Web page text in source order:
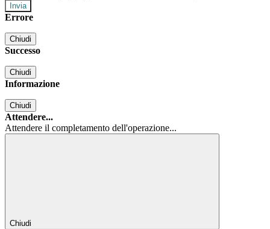
Errore
Chiudi
Successo
Chiudi
Informazione
Chiudi
Attendere...
Attendere il completamento dell'operazione...
Chiudi